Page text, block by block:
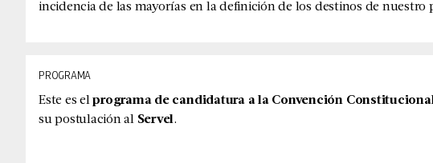
incidencia de las mayorías en la definición de los destinos de nuestro
PROGRAMA
Este es el programa de candidatura a la Convención
su postulación al Servel.